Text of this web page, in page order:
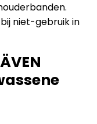
niet-gebruik in